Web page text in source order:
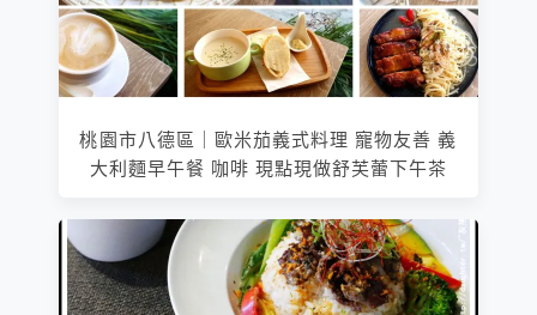
桃園市八德區｜歐米茄義式料理 寵物友善 義
大利麵早午餐 咖啡 現點現做舒芙蕾下午茶